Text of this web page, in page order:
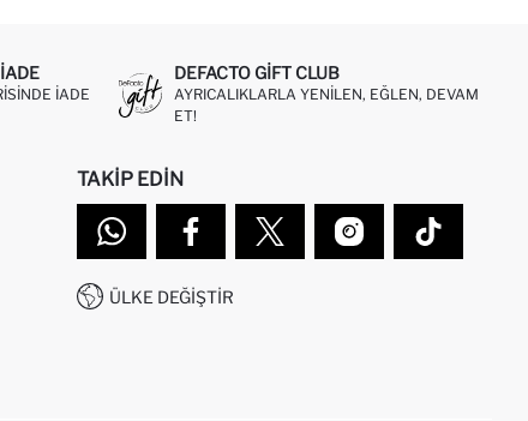
IADE
DEFACTO GIFT CLUB
AYRICALIKLARLA YENILEN, EĞLEN, DEVAM
ET!
TAKIP EDIN
ÜLKE DEĞIŞTIR